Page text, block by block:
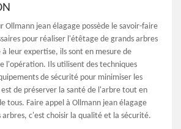
Ollmann jean élagage possède le savoir-faire
pour réaliser l'étêtage de grands arbres
à leur expertise, ils sont en mesure de
l'opération. Ils utilisent des techniques
de sécurité pour minimiser les
de préserver la santé de l'arbre tout en
tous. Faire appel à Ollmann jean élagage
c'est choisir la qualité et la sécurité.